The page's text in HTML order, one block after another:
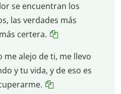
se encuentran los
las verdades más
certera.
me alejo de ti, me llevo
y tu vida, y de eso es